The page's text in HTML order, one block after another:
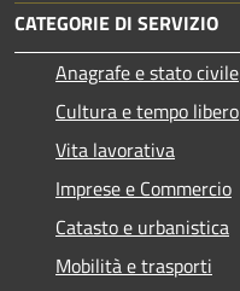
CATEGORIE DI SERVIZIO
Anagrafe e stato civile
Cultura e tempo libero
Vita lavorativa
Imprese e Commercio
Catasto e urbanistica
Mobilità e trasporti